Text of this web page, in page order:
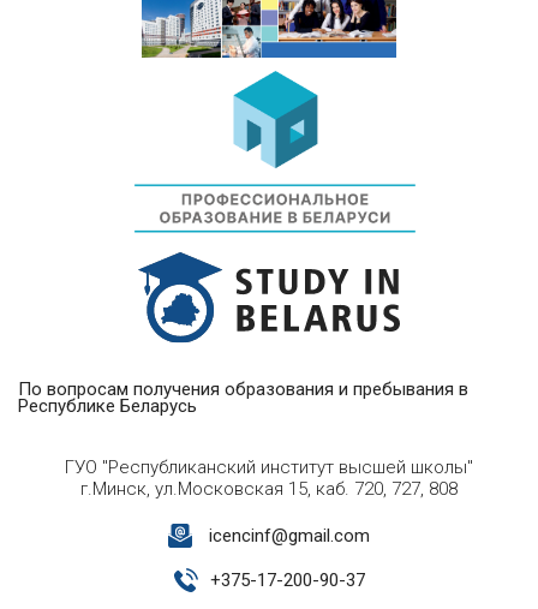
По вопросам получения образования и пребывания в
Республике Беларусь
ГУО "Республиканский институт высшей школы"
г.Минск, ул.Московская 15, каб. 720, 727, 808
icencinf@gmail.com
+375-17-200-90-37